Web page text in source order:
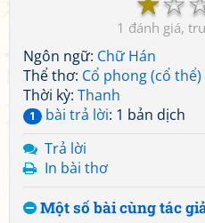
1
Ngôn ngữ: Chữ Hán
Thể thơ: Cổ phong (cổ thể)
Thời kỳ: Thanh
1 bài trả lời: 1 bản dịch
Trả lời
In bài thơ
Một số bài cùng tác